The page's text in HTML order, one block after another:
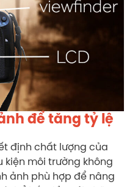
để tăng tỷ lệ
định chất lượng của
kiện môi trường không
ảnh phù hợp để nâng